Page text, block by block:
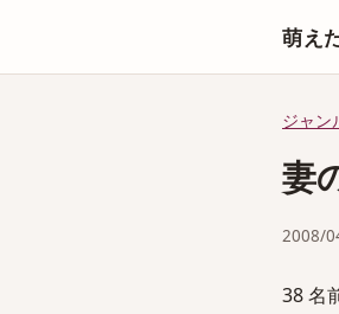
萌え
ジャン
妻
2008/
38 名